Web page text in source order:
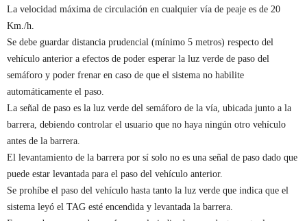
La velocidad máxima de circulación en cualquier vía de peaje es de 20
Km./h.
Se debe guardar distancia prudencial (mínimo 5 metros) respecto del
vehículo anterior a efectos de poder esperar la luz verde de paso del
semáforo y poder frenar en caso de que el sistema no habilite
automáticamente el paso.
La señal de paso es la luz verde del semáforo de la vía, ubicada junto a la
barrera, debiendo controlar el usuario que no haya ningún otro vehículo
antes de la barrera.
El levantamiento de la barrera por sí solo no es una señal de paso dado que
puede estar levantada para el paso del vehículo anterior.
Se prohíbe el paso del vehículo hasta tanto la luz verde que indica que el
sistema leyó el TAG esté encendida y levantada la barrera.